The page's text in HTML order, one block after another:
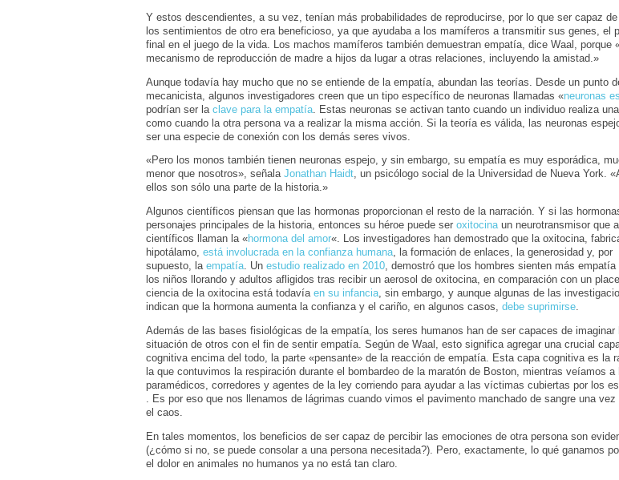
Y estos descendientes, a su vez, tenían más probabilidades de reproducirse, por lo que ser capaz
los sentimientos de otro era beneficioso, ya que ayudaba a los mamíferos a transmitir sus genes, el
final en el juego de la vida. Los machos mamíferos también demuestran empatía, dice Waal, porque
mecanismo de reproducción de madre a hijos da lugar a otras relaciones, incluyendo la amistad.»
Aunque todavía hay mucho que no se entiende de la empatía, abundan las teorías. Desde un punto
mecanicista, algunos investigadores creen que un tipo específico de neuronas llamadas «neuronas
podrían ser la clave para la empatía . Estas neuronas se activan tanto cuando un individuo realiza
como cuando la otra persona va a realizar la misma acción. Si la teoría es válida, las neuronas
ser una especie de conexión con los demás seres vivos.
«Pero los monos también tienen neuronas espejo, y sin embargo, su empatía es muy esporádica,
menor que nosotros», señala Jonathan Haidt, un psicólogo social de la Universidad de Nueva York.
ellos son sólo una parte de la historia.»
Algunos científicos piensan que las hormonas proporcionan el resto de la narración. Y si las
personajes principales de la historia, entonces su héroe puede ser oxitocinaun neurotransmisor que
científicos llaman la «hormona del amor«. Los investigadores han demostrado que la oxitocina,
hipotálamo, está involucrada en la confianza humana, la formación de enlaces, la generosidad y, por
supuesto, la empatía. Un estudio realizado en 2010, demostró que los hombres sienten más empatía
los niños llorando y adultos afligidos tras recibir un aerosol de oxitocina, en comparación con un
ciencia de la oxitocina está todavía en su infancia, sin embargo, y aunque algunas de las
indican que la hormona aumenta la confianza y el cariño, en algunos casos, debe suprimirse.
Además de las bases fisiológicas de la empatía, los seres humanos han de ser capaces de imaginar
situación de otros con el fin de sentir empatía. Según de Waal, esto significa agregar una crucial
cognitiva encima del todo, la parte «pensante» de la reacción de empatía. Esta capa cognitiva es la
la que contuvimos la respiración durante el bombardeo de la maratón de Boston, mientras veíamos a
paramédicos, corredores y agentes de la ley corriendo para ayudar a las víctimas cubiertas por los
. Es por eso que nos llenamos de lágrimas cuando vimos el pavimento manchado de sangre una vez
el caos.
En tales momentos, los beneficios de ser capaz de percibir las emociones de otra persona son
(¿cómo si no, se puede consolar a una persona necesitada?). Pero, exactamente, lo qué ganamos
el dolor en animales no humanos ya no está tan claro.